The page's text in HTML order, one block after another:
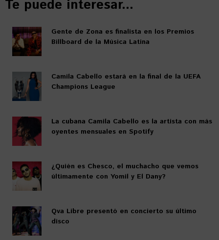
Te puede interesar...
Gente de Zona es finalista en los Premios
Billboard de la Música Latina
Camila Cabello estará en la final de la UEFA
Champions League
La cubana Camila Cabello es la artista con más
oyentes mensuales en Spotify
¿Quién es Chesco, el muchacho que vemos
últimamente con Yomil y El Dany?
Qva Libre presentó en concierto su último
disco